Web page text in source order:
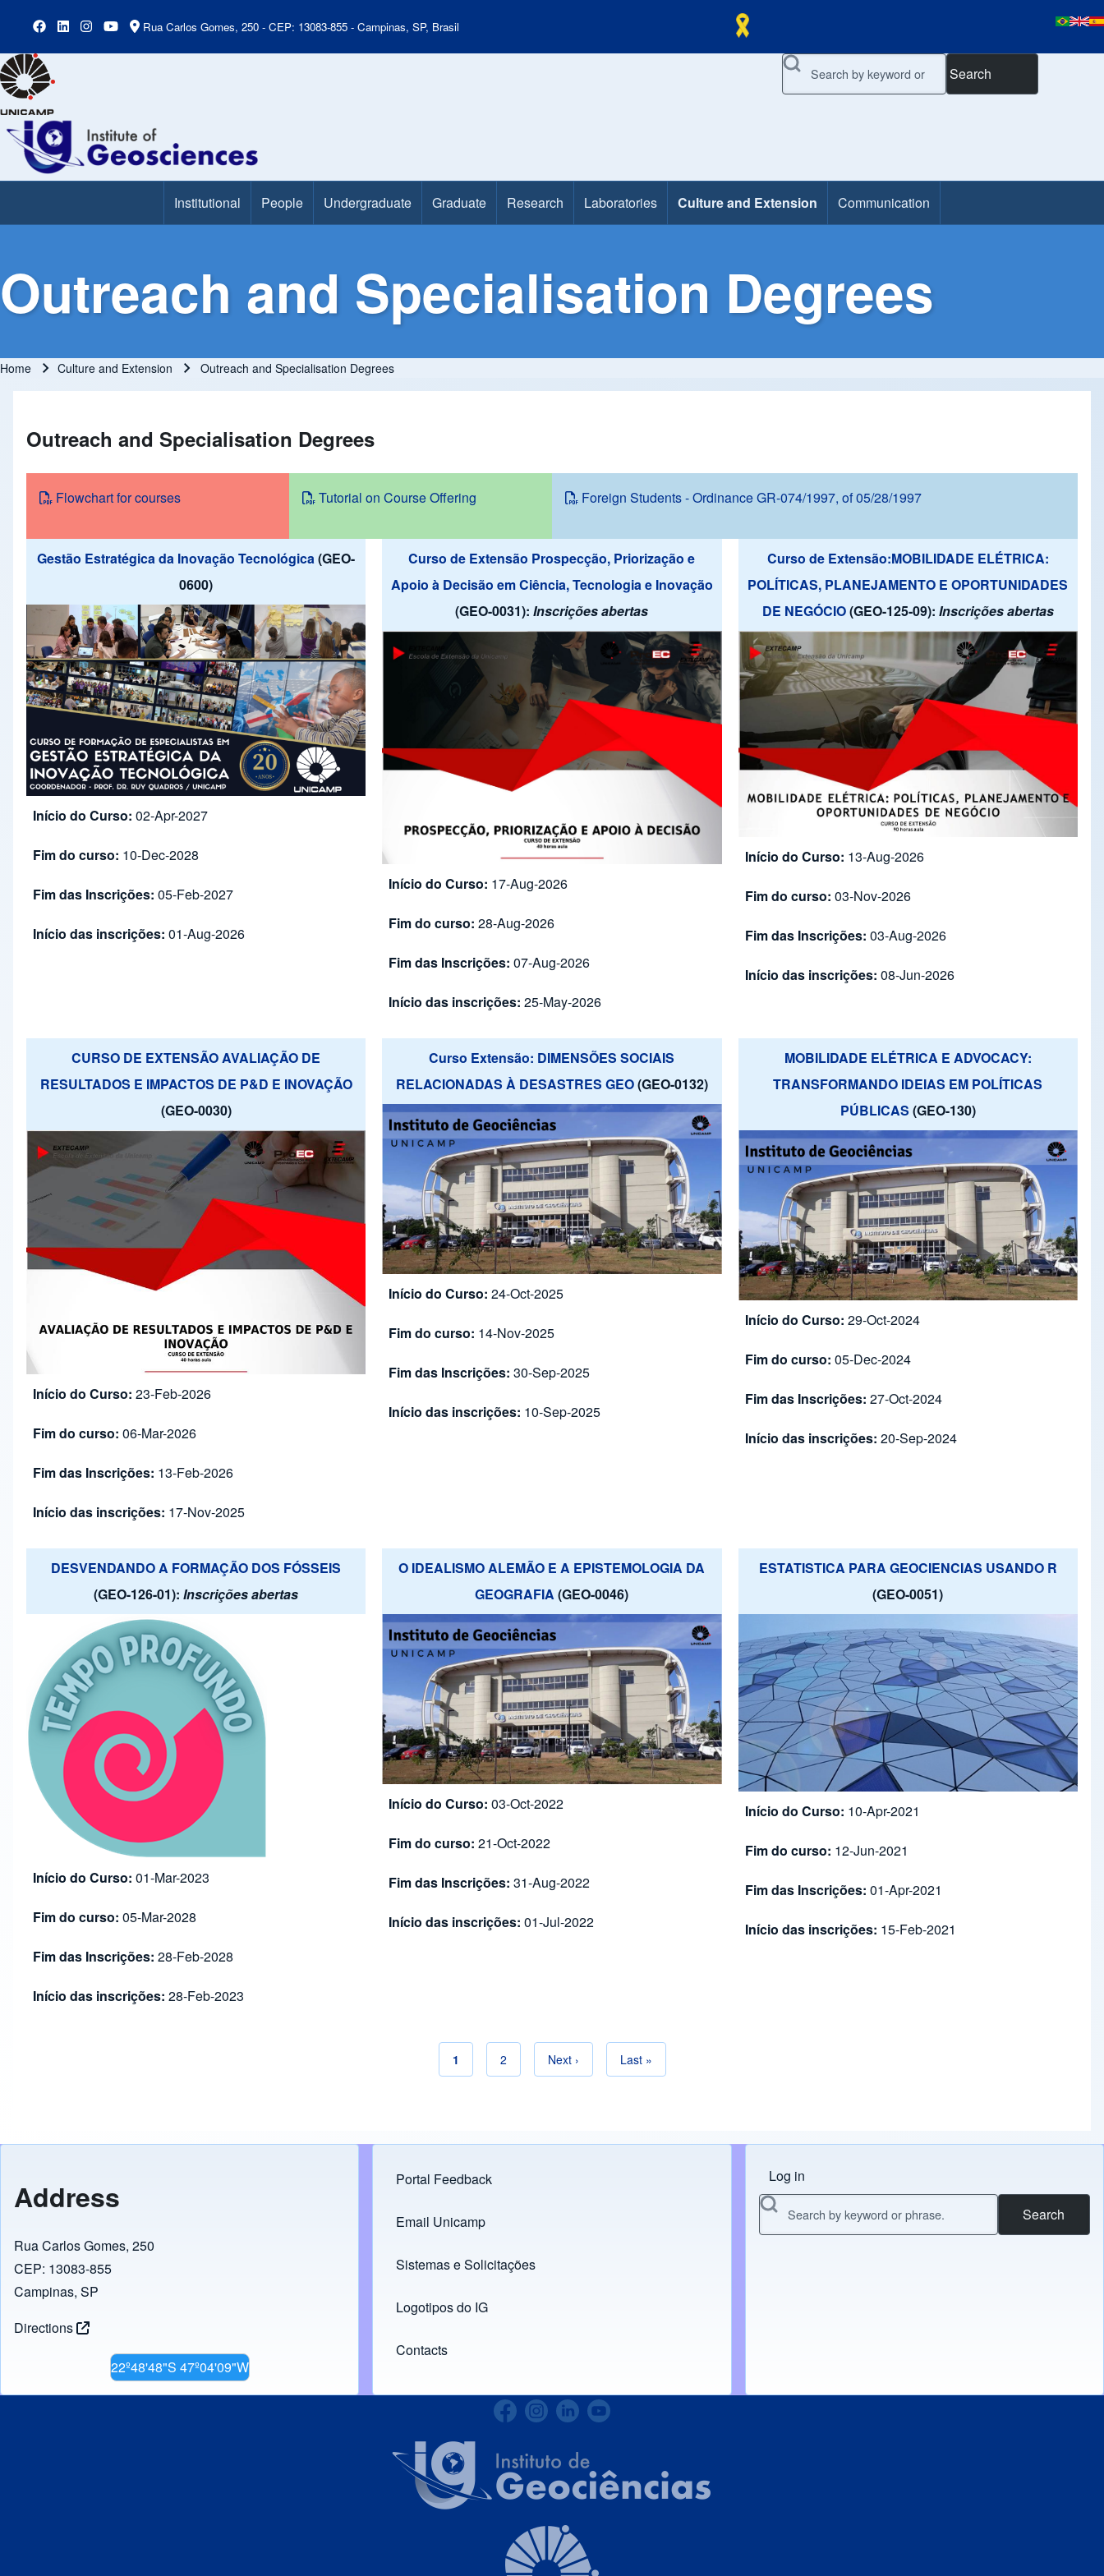
Rua Carlos Gomes, 250 - CEP: 13083-855 - Campinas, SP, Brasil
Search
Main Menu Institutional People Undergraduate Graduate Research Laboratories Culture and Extension Communication
Outreach and Specialisation Degrees
Breadcrumb
Home Culture and Extension Outreach and Specialisation Degrees
Outreach and Specialisation Degrees
Flowchart for courses Tutorial on Course Offering Foreign Students - Ordinance GR-074/1997, of 05/28/1997
Gestão Estratégica da Inovação Tecnológica(GEO-
0600)
Início do Curso: 02-Apr-2027
Fim do curso: 10-Dec-2028
Fim das Inscrições: 05-Feb-2027
Início das inscrições: 01-Aug-2026
Curso de Extensão Prospecção, Priorização e
Apoio à Decisão em Ciência, Tecnologia e Inovação
(GEO-0031):Inscrições abertas
Início do Curso: 17-Aug-2026
Fim do curso:28-Aug-2026
Fim das Inscrições:07-Aug-2026
Início das inscrições:25-May-2026
Curso de Extensão:MOBILIDADE ELÉTRICA:
POLÍTICAS, PLANEJAMENTO E OPORTUNIDADES
DE NEGÓCIO(GEO-125-09): Inscrições abertas
Início do Curso: 13-Aug-2026
Fim do curso: 03-Nov-2026
Fim das Inscrições: 03-Aug-2026
Início das inscrições: 08-Jun-2026
CURSO DE EXTENSÃO AVALIAÇÃO DE
RESULTADOS E IMPACTOS DE P&D E INOVAÇÃO
(GEO-0030)
Início do Curso: 23-Feb-2026
Fim do curso: 06-Mar-2026
Fim das Inscrições: 13-Feb-2026
Início das inscrições: 17-Nov-2025
Curso Extensão: DIMENSÕES SOCIAIS
RELACIONADAS À DESASTRES GEO(GEO-0132)
Início do Curso:24-Oct-2025
Fim do curso: 14-Nov-2025
Fim das Inscrições:30-Sep-2025
Início das inscrições: 10-Sep-2025
MOBILIDADE ELÉTRICA E ADVOCACY:
TRANSFORMANDO IDEIAS EM POLÍTICAS
PÚBLICAS (GEO-130)
Início do Curso: 29-Oct-2024
Fim do curso: 05-Dec-2024
Fim das Inscrições: 27-Oct-2024
Início das inscrições: 20-Sep-2024
DESVENDANDO A FORMAÇÃO DOS FÓSSEIS
(GEO-126-01):Inscrições abertas
Início do Curso: 01-Mar-2023
Fim do curso: 05-Mar-2028
Fim das Inscrições: 28-Feb-2028
Início das inscrições: 28-Feb-2023
O IDEALISMO ALEMÃO E A EPISTEMOLOGIA DA
GEOGRAFIA (GEO-0046)
Início do Curso:03-Oct-2022
Fim do curso:21-Oct-2022
Fim das Inscrições:31-Aug-2022
Início das inscrições:01-Jul-2022
ESTATISTICA PARA GEOCIENCIAS USANDO R
(GEO-0051)
Início do Curso: 10-Apr-2021
Fim do curso: 12-Jun-2021
Fim das Inscrições: 01-Apr-2021
Início das inscrições: 15-Feb-2021
Pagination
Current page
1 Page
2 Next page
Next › Last page
Last »
Address
Rua Carlos Gomes, 250
CEP: 13083-855
Campinas, SP
Directions
22º48'48"S 47º04'09"W
Footer menu
Portal Feedback
Links
Email Unicamp
(opens in new tab)
Sistemas e Solicitações
(opens in new tab)
Logotipos do IG
(opens in new tab)
Contacts
Menu do usuário
Log in
Search